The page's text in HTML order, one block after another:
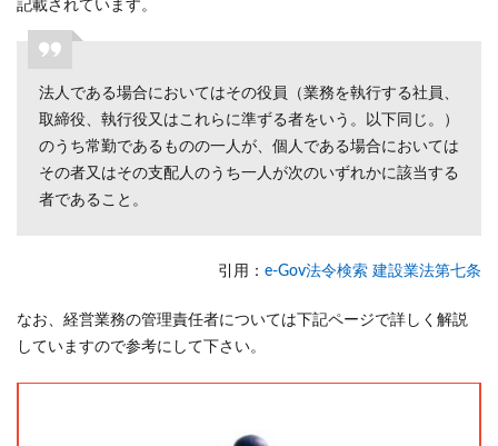
書類
要
の役
員ま
は健
康保
記載されています。
法人である場合においてはその役員（業務を執行する社員、
取締役、執行役又はこれらに準ずる者をいう。以下同じ。）
のうち常勤であるものの一人が、個人である場合においては
その者又はその支配人のうち一人が次のいずれかに該当する
者であること。
引用 ： e-Gov法令検索 建設業法第七条
なお、経営業務の管理責任者については下記ページで詳しく解説
していますので参考にして下さい。